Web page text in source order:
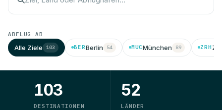
ABFLUG AB
Alle Ziele 103 BERBerlin 54 MUCMünchen 89 ZRH
103
DESTINATIONEN
52
LÄNDER